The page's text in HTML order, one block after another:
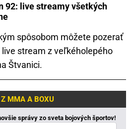
92: live streamy všetkých
spôsobom môžete pozerať
stream z veľkéholepého
Štvanici.
MMA A BOXU
správy zo sveta bojových športov!